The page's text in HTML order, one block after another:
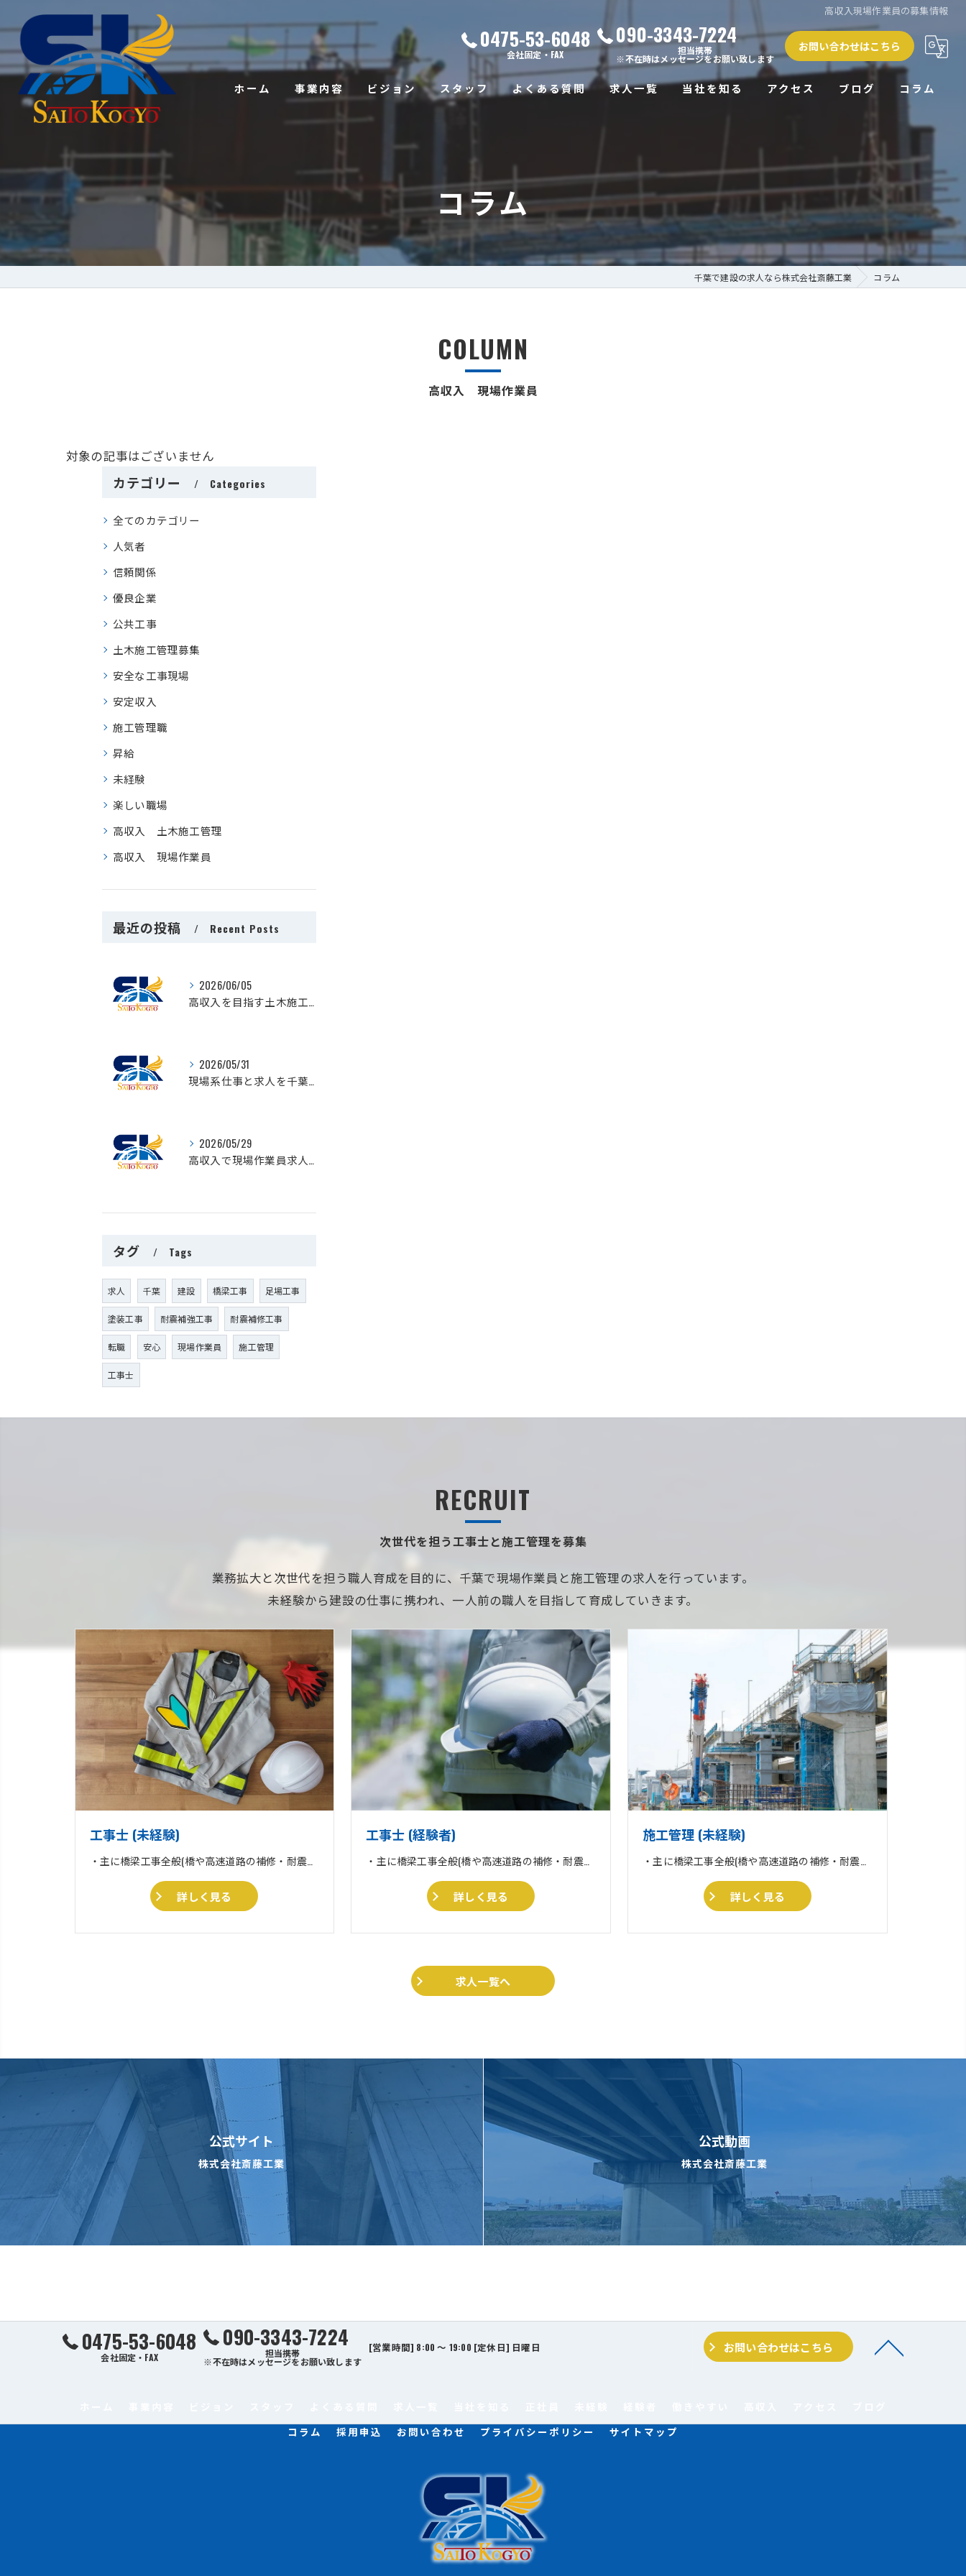
高収入現場作業員の募集情報
0475-53-6048
会社固定・FAX
090-3343-7224
担当携帯
※不在時はメッセージをお願い致します
お問い合わせはこちら
ホーム 事業内容 ビジョン スタッフ よくある質問 求人一覧 当社を知る
未経験
働きやすい
高収入
アクセス ブログ コラム
コラム
千葉で建設の求人なら株式会社斎藤工業 コラム
COLUMN
高収入 現場作業員
対象の記事はございません
カテゴリー Categories
全てのカテゴリー
人気者
信頼関係
優良企業
公共工事
土木施工管理募集
安全な工事現場
安定収入
施工管理職
昇給
未経験
楽しい職場
高収入 土木施工管理
高収入 現場作業員
最近の投稿 Recent Posts
2026/06/05
高収入を目指す土木施工管理求人千葉県千葉市美浜区でキャリアアップを実現する方法
2026/05/31
現場系仕事と求人を千葉県茂原市で探すなら知っておきたい作業員募集のリアルな現実
2026/05/29
高収入で現場作業員求人を千葉県千葉市緑区で目指すコツと安定雇用の選び方
タグ Tags
求人 千葉 建設 橋梁工事 足場工事
塗装工事 耐震補強工事 耐震補修工事
転職 安心 現場作業員 施工管理
工事士
RECRUIT
次世代を担う工事士と施工管理を募集
業務拡大と次世代を担う職人育成を目的に、千葉で現場作業員と施工管理の求人を行っています。
未経験から建設の仕事に携われ、一人前の職人を目指して育成していきます。
工事士 (未経験)
詳しく見る
工事士 (経験者)
・主に橋梁工事全般(橋や高速道路の補修・耐震補強工事) ・収集運搬業 ・住宅リフォーム、外壁塗装、外構工事一式
詳しく見る
施工管理 (未経験)
詳しく見る
求人一覧へ
公式サイト
株式会社斎藤工業
公式動画
株式会社斎藤工業
0475-53-6048
会社固定・FAX
090-3343-7224
担当携帯
※不在時はメッセージをお願い致します
[営業時間] 8:00 ～ 19:00 [定休日] 日曜日 お問い合わせはこちら
コラム
採用申込 お問い合わせ プライバシーポリシー サイトマップ